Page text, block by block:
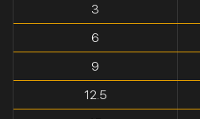
3
6
9
12.5